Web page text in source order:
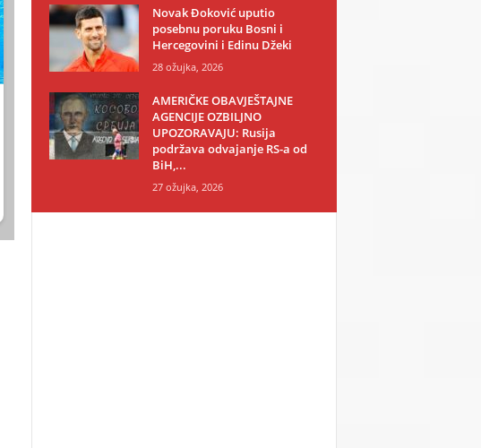
Novak Đoković uputio
posebnu poruku Bosni i
Hercegovini i Edinu Džeki
28 ožujka, 2026
AMERIČKE OBAVJEŠTAJNE
AGENCIJE OZBILJNO
UPOZORAVAJU: Rusija
podržava odvajanje RS-a od
BiH,...
27 ožujka, 2026